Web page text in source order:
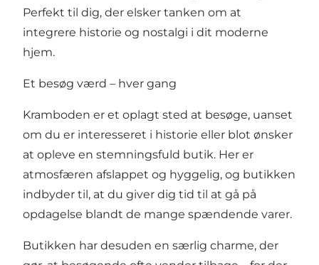
Perfekt til dig, der elsker tanken om at
integrere historie og nostalgi i dit moderne
hjem.
Et besøg værd – hver gang
Kramboden er et oplagt sted at besøge, uanset
om du er interesseret i historie eller blot ønsker
at opleve en stemningsfuld butik. Her er
atmosfæren afslappet og hyggelig, og butikken
indbyder til, at du giver dig tid til at gå på
opdagelse blandt de mange spændende varer.
Butikken har desuden en særlig charme, der